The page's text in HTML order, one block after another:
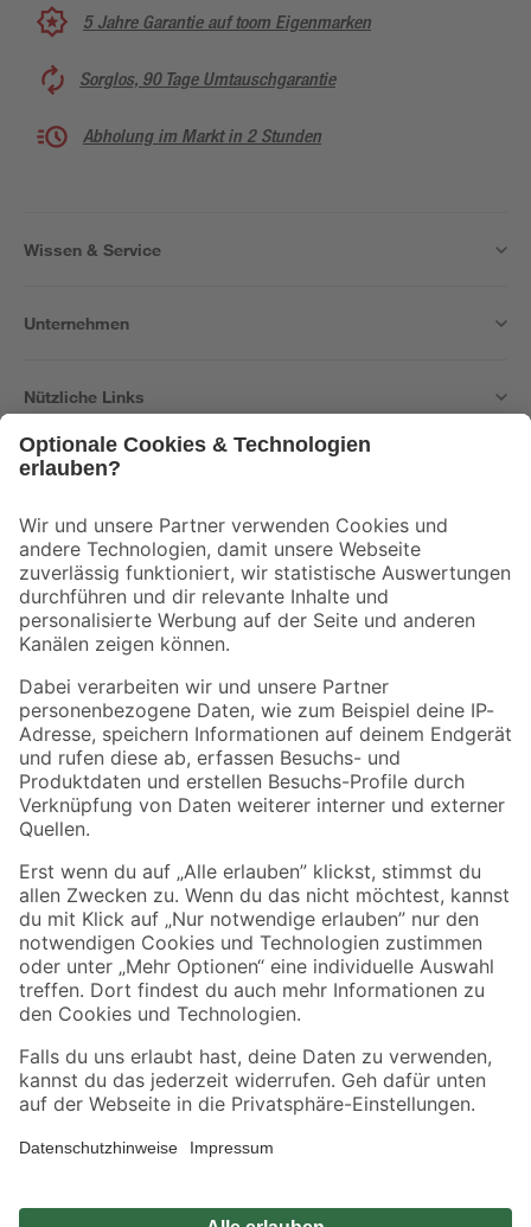
5 Jahre Garantie auf toom Eigenmarken
Sorglos, 90 Tage Umtauschgarantie
Abholung im Markt in 2 Stunden
Wissen & Service
Unternehmen
Nützliche Links
Der toom Newsletter: Keine Angebote und Aktionen mehr verpassen!
Zur Newsletter Anmeldung
Folge uns
Zahlungsarten Versandarten
Sicher einkaufen
Jetzt die toom-App herunterladen
Alle Preisangaben in EUR inkl. gesetzl. MwSt.. Die dargestellten Angebote sind unter
Umständen nicht in allen Märkten verfügbar. Die angegebenen Verfügbarkeiten beziehen
Produkte nur solange der Vorrat reicht.
*Paketversand ab 59 € versandkostenfrei, gilt nicht für Artikel mit Speditionsversand, hier
Privatsphäre Impressum